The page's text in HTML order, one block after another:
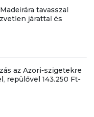
tavasszal
járattal és
az Azori-szigetekre
repülővel 143.250 Ft-